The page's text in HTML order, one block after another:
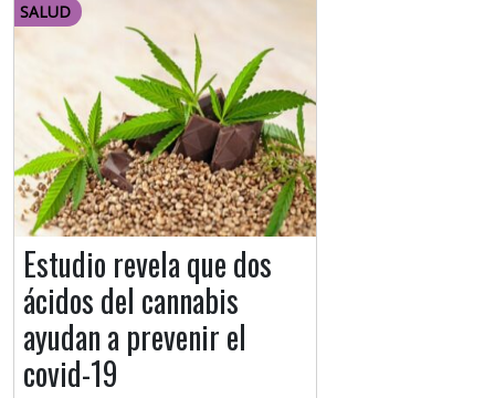
SALUD
Estudio revela que dos
ácidos del cannabis
ayudan a prevenir el
covid-19